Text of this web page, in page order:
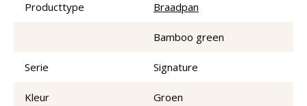
Producttype Braadpan
Bamboo green
Serie Signature
Kleur Groen